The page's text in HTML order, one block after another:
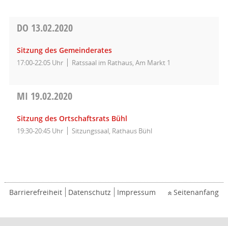
DO 13.02.2020
Sitzung des Gemeinderates
17:00-22:05 Uhr Ratssaal im Rathaus, Am Markt 1
MI 19.02.2020
Sitzung des Ortschaftsrats Bühl
19:30-20:45 Uhr Sitzungssaal, Rathaus Bühl
Barrierefreiheit Datenschutz Impressum Seitenanfang